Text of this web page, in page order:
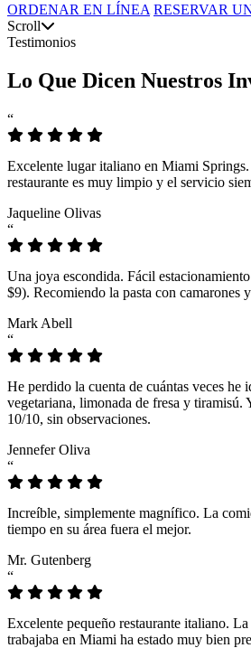
ORDENAR EN LÍNEA RESERVAR
Scroll
Testimonios
Lo Que Dicen Nuestros
“
Excelente lugar italiano en Miami
restaurante es muy limpio y el servicio
Jaqueline Olivas
“
Una joya escondida. Fácil
$9). Recomiendo la pasta con camarones
Mark Abell
“
He perdido la cuenta de cuántas veces he
vegetariana, limonada de fresa y
10/10, sin observaciones.
Jennefer Oliva
“
Increíble, simplemente magnífico. La
tiempo en su área fuera el mejor.
Mr. Gutenberg
“
Excelente pequeño restaurante italiano.
trabajaba en Miami ha estado muy bien